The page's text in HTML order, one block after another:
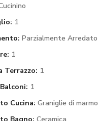
1
Parzialmente Arredato
1
Terrazzo: 1
1
Cucina: Graniglie di marmo
Bagno: Ceramica